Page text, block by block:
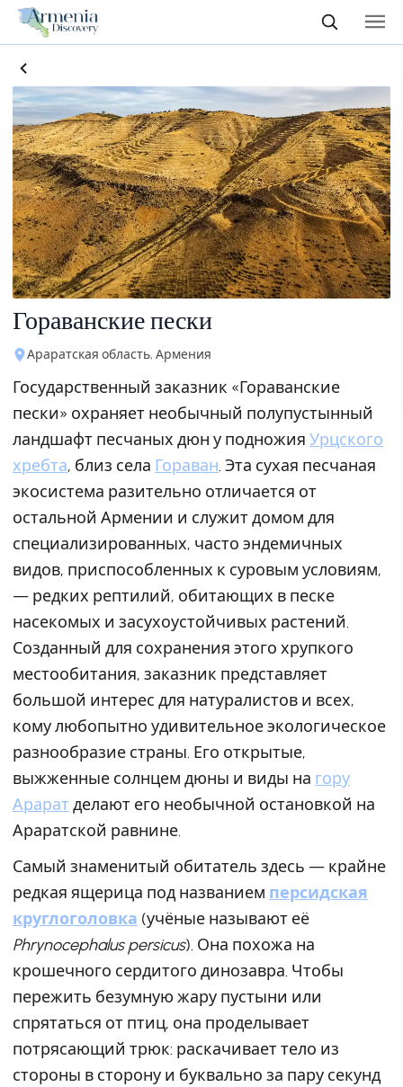
Гораванские пески
Араратская область, Армения
Государственный заказник «Гораванские
пески» охраняет необычный полупустынный
ландшафт песчаных дюн у подножия Урцского
хребта, близ села Гораван. Эта сухая песчаная
экосистема разительно отличается от
остальной Армении и служит домом для
специализированных, часто эндемичных
видов, приспособленных к суровым условиям,
— редких рептилий, обитающих в песке
насекомых и засухоустойчивых растений.
Созданный для сохранения этого хрупкого
местообитания, заказник представляет
большой интерес для натуралистов и всех,
кому любопытно удивительное экологическое
разнообразие страны. Его открытые,
выжженные солнцем дюны и виды на гору
Арарат делают его необычной остановкой на
Араратской равнине.
Самый знаменитый обитатель здесь — крайне
редкая ящерица под названием персидская
круглоголовка (учёные называют её
Phrynocephalus persicus). Она похожа на
крошечного сердитого динозавра. Чтобы
пережить безумную жару пустыни или
спрятаться от птиц, она проделывает
потрясающий трюк: раскачивает тело из
стороны в сторону и буквально за пару секунд